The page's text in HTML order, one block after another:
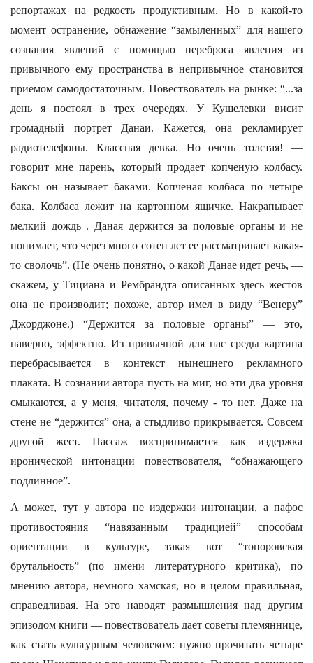
репортажах на редкость продуктивным. Но в какой-то
момент остранение, обнажение “замыленных” для нашего
сознания явлений с помощью переброса явления из
привычного ему пространства в непривычное становится
приемом самодостаточным. Повествователь на рынке: “...за
день я постоял в трех очередях. У Кушелевки висит
громадный портрет Данаи. Кажется, она рекламирует
радиотелефоны. Классная девка. Но очень толстая! —
говорит мне парень, который продает копченую колбасу.
Баксы он называет баками. Копченая колбаса по четыре
бака. Колбаса лежит на картонном ящичке. Накрапывает
мелкий дождь . Даная держится за половые органы и не
понимает, что через много сотен лет ее рассматривает какая-
то сволочь”. (Не очень понятно, о какой Данае идет речь, —
скажем, у Тициана и Рембрандта описанных здесь жестов
она не производит; похоже, автор имел в виду “Венеру”
Джорджоне.) “Держится за половые органы” — это,
наверно, эффектно. Из привычной для нас среды картина
перебрасывается в контекст нынешнего рекламного
плаката. В сознании автора пусть на миг, но эти два уровня
смыкаются, а у меня, читателя, почему - то нет. Даже на
стене не “держится” она, а стыдливо прикрывается. Совсем
другой жест. Пассаж воспринимается как издержка
иронической интонации повествователя, “обнажающего
подлинное”.
А может, тут у автора не издержки интонации, а пафос
противостояния “навязанным традицией” способам
ориентации в культуре, такая вот “топоровская
брутальность” (по имени литературного критика), по
мнению автора, немного хамская, но в целом правильная,
справедливая. На это наводят размышления над другим
эпизодом книги — повествователь дает советы племяннице,
как стать культурным человеком: нужно прочитать четыре